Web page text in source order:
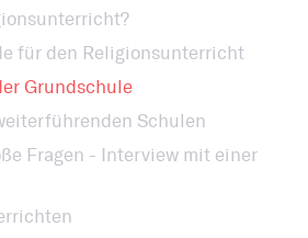
für den Religionsunterricht
Grundschule
Schulen
Fragen - Interview mit einer